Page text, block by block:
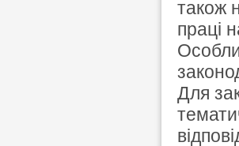
також
праці
Для